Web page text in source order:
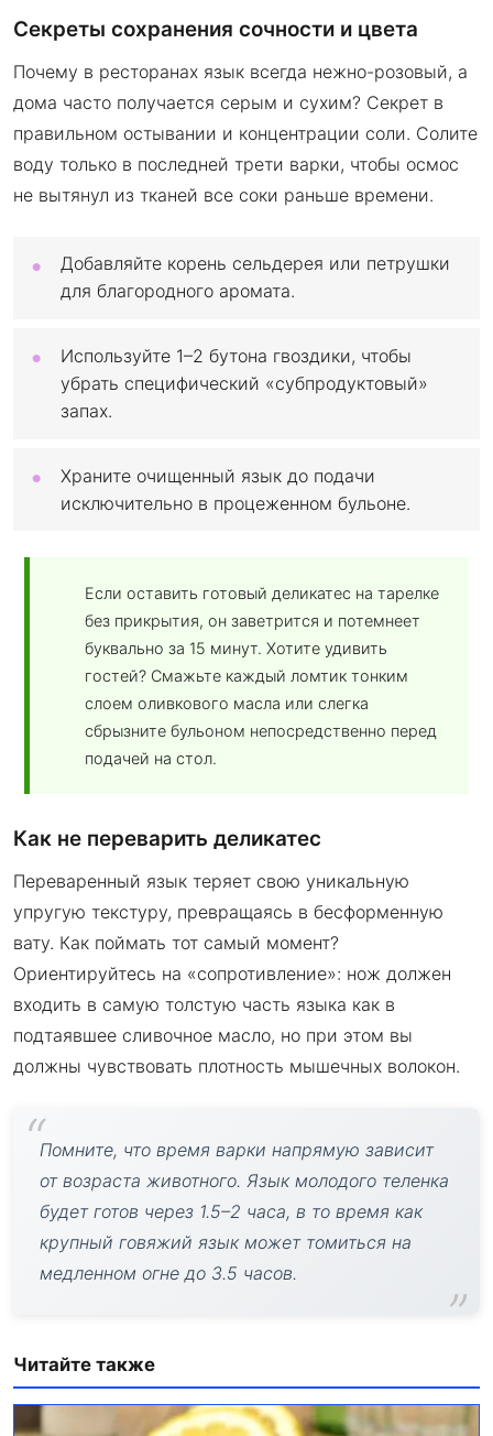
Секреты сохранения сочности и цвета
Почему в ресторанах язык всегда нежно-розовый, а
дома часто получается серым и сухим? Секрет в
правильном остывании и концентрации соли. Солите
воду только в последней трети варки, чтобы осмос
не вытянул из тканей все соки раньше времени.
Добавляйте корень сельдерея или петрушки
для благородного аромата.
Используйте 1–2 бутона гвоздики, чтобы
убрать специфический «субпродуктовый»
запах.
Храните очищенный язык до подачи
исключительно в процеженном бульоне.
Если оставить готовый деликатес на тарелке
без прикрытия, он заветрится и потемнеет
буквально за 15 минут. Хотите удивить
гостей? Смажьте каждый ломтик тонким
слоем оливкового масла или слегка
сбрызните бульоном непосредственно перед
подачей на стол.
Как не переварить деликатес
Переваренный язык теряет свою уникальную
упругую текстуру, превращаясь в бесформенную
вату. Как поймать тот самый момент?
Ориентируйтесь на «сопротивление»: нож должен
входить в самую толстую часть языка как в
подтаявшее сливочное масло, но при этом вы
должны чувствовать плотность мышечных волокон.
Помните, что время варки напрямую зависит
от возраста животного. Язык молодого теленка
будет готов через 1.5–2 часа, в то время как
крупный говяжий язык может томиться на
медленном огне до 3.5 часов.
Читайте также